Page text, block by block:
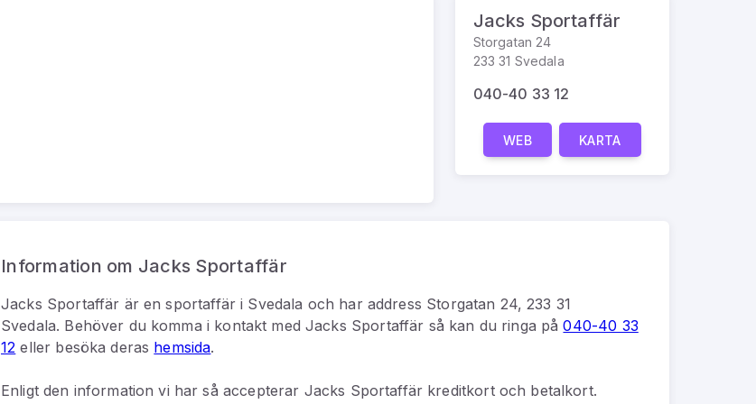
Jacks Sportaffär
Storgatan 24
233 31 Svedala
040-40 33 12
WEB KARTA
Information om Jacks Sportaffär
Jacks Sportaffär ären sportaffär i Svedala och har address Storgatan 24, 233 31
Svedala. Behöver du komma i kontakt medJacks Sportaffär så kan du ringa på040-40 33
12 eller besöka deras hemsida.
Enligt den information vi har så accepterar Jacks Sportaffär kreditkort och betalkort.